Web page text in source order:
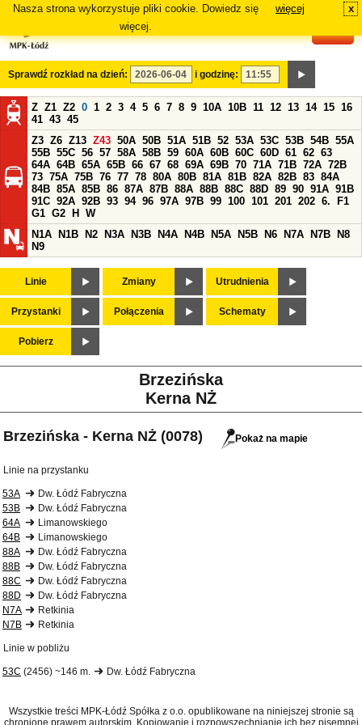
Nasza strona wykorzystuje pliki cookie. Dowiedz się
więcej.
więcej x
Sprawdź rozkład na dzień: i godzinę:
Z Z1 Z2 0 1 2 3 4 5 6 7 8 9 10A 10B 11 12 13 14 15 16
41 43 45
Z3 Z6 Z13 Z43 50A 50B 51A 51B 52 53A 53C 53B 54B 55A
55B 55C 56 57 58A 58B 59 60A 60B 60C 60D 61 62 63
64A 64B 65A 65B 66 67 68 69A 69B 70 71A 71B 72A 72B
73 75A 75B 76 77 78 80A 80B 81A 81B 82A 82B 83 84A
84B 85A 85B 86 87A 87B 88A 88B 88C 88D 89 90 91A 91B
91C 92A 92B 93 94 96 97A 97B 99 100 101 201 202 6.
F1
G1 G2 H
W
N1A
N1B N2 N3A N3B N4A N4B N5A N5B N6 N7A N7B
N8
N9
Linie Zmiany Utrudnienia
Przystanki Połączenia Schematy
Pobierz
Brzezińska
Kerna NŻ
Brzezińska - Kerna NŻ (0078) Pokaż na mapie
Linie na przystanku
53A
Dw. Łódź Fabryczna
53B
Dw. Łódź Fabryczna
64A
Limanowskiego
64B
Limanowskiego
88A
Dw. Łódź Fabryczna
88B
Dw. Łódź Fabryczna
88C
Dw. Łódź Fabryczna
88D
Dw. Łódź Fabryczna
N7A
Retkinia
N7B
Retkinia
Linie w pobliżu
53C (2456) ~146 m. Dw. Łódź Fabryczna
Wszystkie treści MPK-Łódź Spółka z o.o. opublikowane na niniejszej stronie są